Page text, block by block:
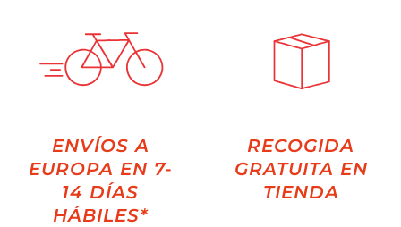
ENVÍOS A
EUROPA EN 7-
14 DÍAS
HÁBILES*
RECOGIDA
GRATUITA EN
TIENDA